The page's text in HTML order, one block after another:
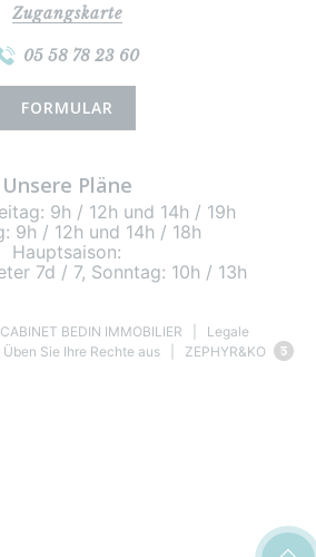
Zugangskarte
05 58 78 23 60
FORMULAR
Unsere Pläne
9h / 12h und 14h / 19h
9h / 12h und 14h / 18h
Hauptsaison:
7d / 7, Sonntag: 10h / 13h
BEDIN IMMOBILIER | Legale
Üben Sie Ihre Rechte aus | ZEPHYR&KO